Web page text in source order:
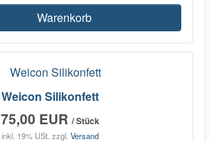
Warenkorb
Weicon Silikonfett
75,00 EUR / Stück
inkl. 19% USt. zzgl. Versand